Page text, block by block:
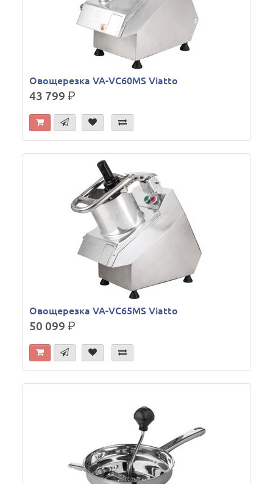
Овощерезка VA-VC60MS Viatto
43 799р.
Овощерезка VA-VC65MS Viatto
50 099р.